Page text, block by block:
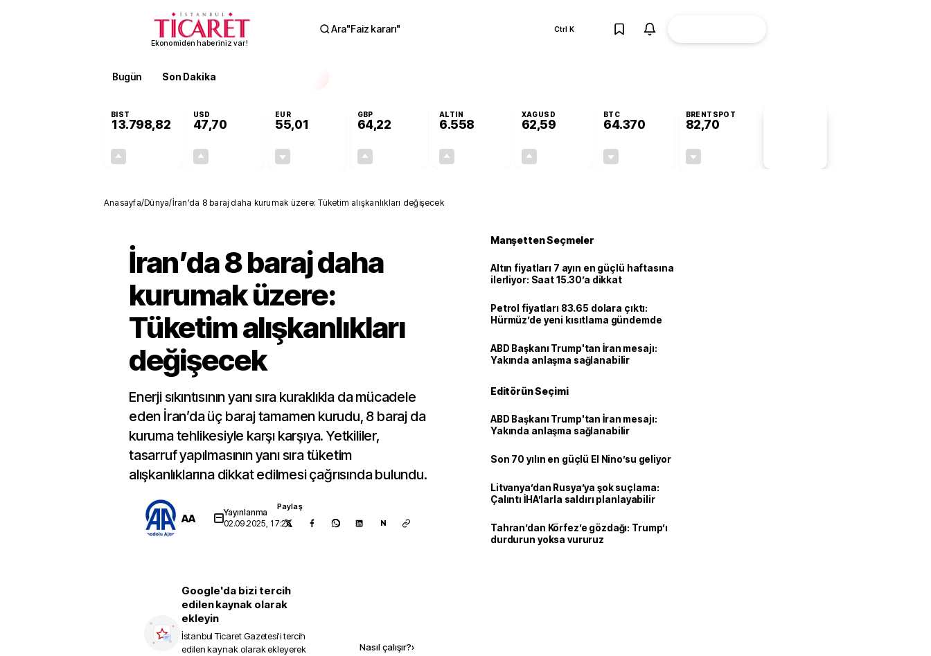
Ekonomiden haberiniz var!
Ara"Faiz kararı" Ctrl K
Bugün Son Dakika
BIST
13.798,82
USD
47,70
EUR
55,01
GBP
64,22
ALTIN
6.558
XAGUSD
62,59
BTC
64.370
BRENTSPOT
82,70
Anasayfa/Dünya/İran’da 8 baraj daha kurumak üzere: Tüketim alışkanlıkları değişecek
İran’da 8 baraj daha
kurumak üzere:
Tüketim alışkanlıkları
değişecek
Enerji sıkıntısının yanı sıra kuraklıkla da mücadele
eden İran’da üç baraj tamamen kurudu, 8 baraj da
kuruma tehlikesiyle karşı karşıya. Yetkililer,
tasarruf yapılmasının yanı sıra tüketim
alışkanlıklarına dikkat edilmesi çağrısında bulundu.
AA
Yayınlanma
02.09.2025, 17:26
Paylaş
N
Google'da bizi tercih
edilen kaynak olarak
ekleyin
İstanbul Ticaret Gazetesi'i tercih
edilen kaynak olarak ekleyerek
Nasıl çalışır?›
Manşetten Seçmeler
Altın fiyatları 7 ayın en güçlü haftasına
ilerliyor: Saat 15.30’a dikkat
Petrol fiyatları 83.65 dolara çıktı:
Hürmüz’de yeni kısıtlama gündemde
ABD Başkanı Trump'tan İran mesajı:
Yakında anlaşma sağlanabilir
Editörün Seçimi
ABD Başkanı Trump'tan İran mesajı:
Yakında anlaşma sağlanabilir
Son 70 yılın en güçlü El Nino’su geliyor
Litvanya’dan Rusya’ya şok suçlama:
Çalıntı İHA’larla saldırı planlayabilir
Tahran’dan Körfez’e gözdağı: Trump’ı
durdurun yoksa vururuz